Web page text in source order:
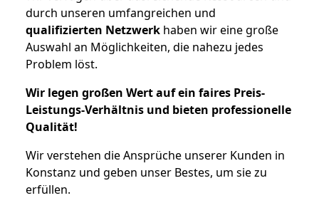
durch unseren umfangreichen und
qualifizierten Netzwerk haben wir eine große
Auswahl an Möglichkeiten, die nahezu jedes
Problem löst.
Wir legen großen Wert auf ein faires Preis-
Leistungs-Verhältnis und bieten professionelle
Qualität!
Wir verstehen die Ansprüche unserer Kunden in
Konstanz und geben unser Bestes, um sie zu
erfüllen.